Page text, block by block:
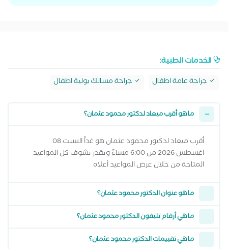
الخدمات الطبية:
جراحة عامة اطفال جراحة مسالك بولية اطفال
ما هو أقرب ميعاد لدكتور محمود عثمان؟
أقرب ميعاد لدكتور محمود عثمان هو غداً السبت 08
اغسطس 2026 من 6:00 مساءً وتقدر تشوف كل المواعيد
المتاحة من خلال عرض المواعيد أعلاه
ما هو عنوان الدكتور محمود عثمان؟
ما هي أرقام تليفون الدكتور محمود عثمان؟
ما هي تقييمات الدكتور محمود عثمان؟